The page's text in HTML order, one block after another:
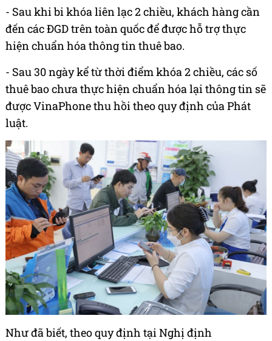
- Sau khi bi khóa liên lạc 2 chiều, khách hàng cần
đến các ĐGD trên toàn quốc để được hỗ trợ thực
hiện chuẩn hóa thông tin thuê bao.
- Sau 30 ngày kể từ thời điểm khóa 2 chiều, các số
thuê bao chưa thực hiện chuẩn hóa lại thông tin sẽ
được VinaPhone thu hồi theo quy định của Phát
luật.
Như đã biết, theo quy định tại Nghị định